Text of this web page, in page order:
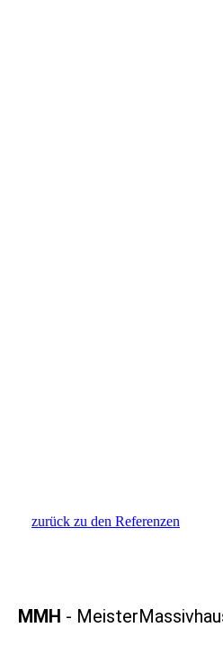
zurück zu den Referenzen
MMH -